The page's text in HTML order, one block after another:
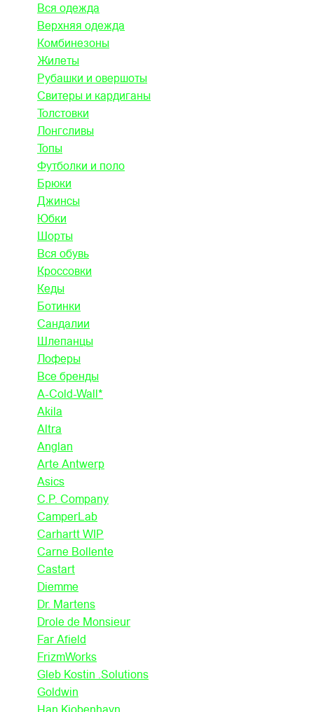
Вся одежда
Верхняя одежда
Комбинезоны
Жилеты
Рубашки и овершоты
Свитеры и кардиганы
Толстовки
Лонгсливы
Топы
Футболки и поло
Брюки
Джинсы
Юбки
Шорты
Вся обувь
Кроссовки
Кеды
Ботинки
Сандалии
Шлепанцы
Лоферы
Все бренды
A-Cold-Wall*
Akila
Altra
Anglan
Arte Antwerp
Asics
C.P. Company
CamperLab
Carhartt WIP
Carne Bollente
Castart
Diemme
Dr. Martens
Drole de Monsieur
Far Afield
FrizmWorks
Gleb Kostin .Solutions
Goldwin